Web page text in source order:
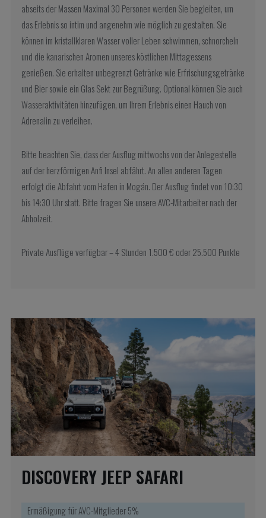
abseits der Massen Maximal 30 Personen werden Sie begleiten, um
das Erlebnis so intim und angenehm wie möglich zu gestalten. Sie
können im kristallklaren Wasser voller Leben schwimmen, schnorcheln
und die kanarischen Aromen unseres köstlichen Mittagessens
genießen. Sie erhalten unbegrenzt Getränke wie Erfrischungsgetränke
und Bier sowie ein Glas Sekt zur Begrüßung. Optional können Sie auch
Wasseraktivitäten hinzufügen, um Ihrem Erlebnis einen Hauch von
Adrenalin zu verleihen.
Bitte beachten Sie, dass der Ausflug mittwochs von der Anlegestelle
auf der herzförmigen Anfi Insel abfährt. An allen anderen Tagen
erfolgt die Abfahrt vom Hafen in Mogán. Der Ausflug findet von 10:30
bis 14:30 Uhr statt. Bitte fragen Sie unsere AVC-Mitarbeiter nach der
Abholzeit.
Private Ausflüge verfügbar – 4 Stunden 1.500 € oder 25.500 Punkte
DISCOVERY JEEP SAFARI
Ermäßigung für AVC-Mitglieder 5%